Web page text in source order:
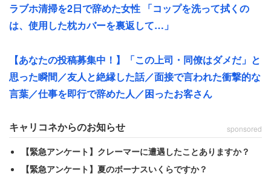
一方、ボール遊びについては子供たち注意をしたが、なか
「でも親に言って逆恨みされたら…と思うとなかなか言え
ず、そんな状態が数年続きました」
と、これ以上のトラブルになる可能性を考慮し、女性が我
慢するしかなかったようだ。悶々とした状態が何年間も続
けば、ストレスが溜まるのも無理はない。
ラブホ清掃を2日で辞めた女性 「コップを洗って拭くの
は、使用した枕カバーを裏返して…」
【あなたの投稿募集中！】「この上司・同僚はダメだ」と
思った瞬間／友人と絶縁した話／面接で言われた衝撃的な
言葉／仕事を即行で辞めた人／困ったお客さん
キャリコネからのお知らせ sponsored
【緊急アンケート】クレーマーに遭遇したことありますか？
【緊急アンケート】夏のボーナスいくらですか？